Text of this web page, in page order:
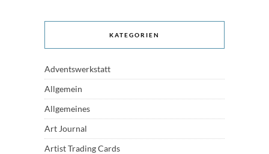
KATEGORIEN
Adventswerkstatt
Allgemein
Allgemeines
Art Journal
Artist Trading Cards